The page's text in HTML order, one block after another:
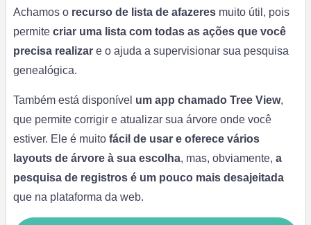
Achamos o recurso de lista de afazeres muito útil, pois
permite criar uma lista com todas as ações que você
precisa realizar e o ajuda a supervisionar sua pesquisa
genealógica.
Também está disponível um app chamado Tree View,
que permite corrigir e atualizar sua árvore onde você
estiver. Ele é muito fácil de usar e oferece vários
layouts de árvore à sua escolha, mas, obviamente, a
pesquisa de registros é um pouco mais desajeitada
que na plataforma da web.